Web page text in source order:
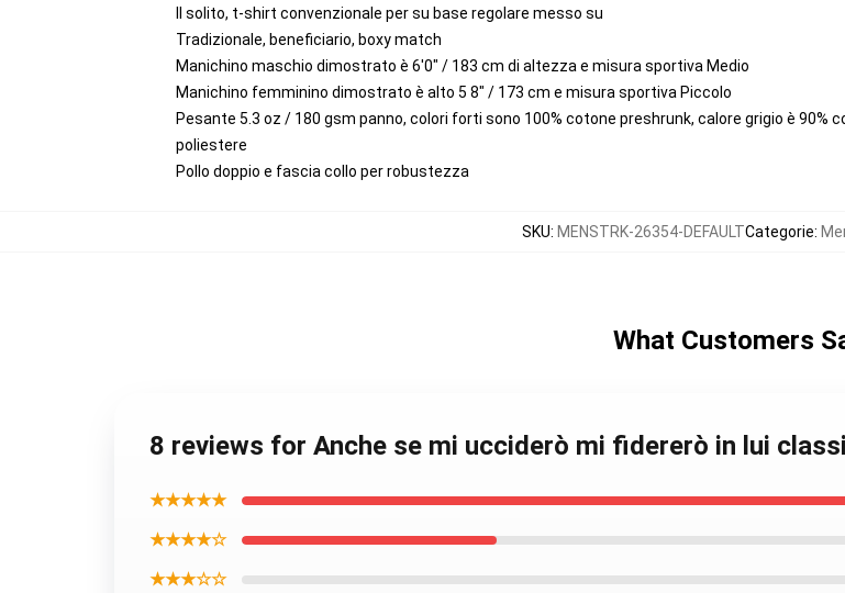
Il solito, t-shirt convenzionale per su base regolare messo su
Tradizionale, beneficiario, boxy match
Manichino maschio dimostrato è 6'0" / 183 cm di altezza e misura sportiva Medio
Manichino femminino dimostrato è alto 5 8" / 173 cm e misura sportiva Piccolo
Pesante 5.3 oz / 180 gsm panno, colori forti sono 100% cotone preshrunk, calore grigio è 90%
poliestere
Pollo doppio e fascia collo per robustezza
SKU: MENSTRK-26354-DEFAULTCategorie:
What Customers
8 reviews for Anche se mi ucciderò mi fidererò in lui
★★★★★
★★★★☆
★★★☆☆